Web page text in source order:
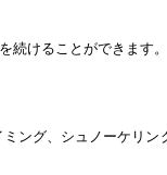
続けることができます。
ング、シュノーケリン